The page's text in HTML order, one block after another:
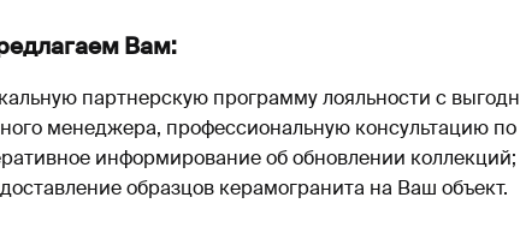
Вам:
партнерскую программу лояльности с
менеджера, профессиональную консультацию
информирование об обновлении коллекций;
образцов керамогранита на Ваш объект.